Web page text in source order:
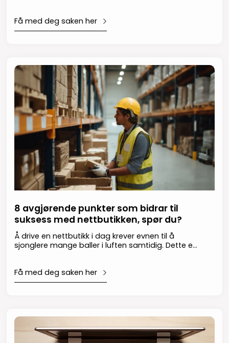
startfasen med digital transformasjon, er
potensialet for e-handel åpenbart – fra å
Få med deg saken her
8 avgjørende punkter som bidrar til
suksess med nettbutikken, spør du?
Å drive en nettbutikk i dag krever evnen til å
sjonglere mange baller i luften samtidig. Dette er
overkommelig. Kombinasjonen av Gurusofts
nettbutikkløsning og Visma NET gir deg et kraftig
lar deg bygge en funksjonsrik nettbutikk med
sømløs kundereise, mens Visma NET sørger for at
økonomi og logistikk flyter knirkefritt.
Få med deg saken her